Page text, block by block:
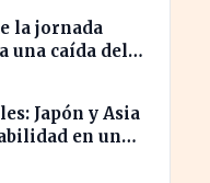
la jornada
una caída del
Japón y Asia
en un